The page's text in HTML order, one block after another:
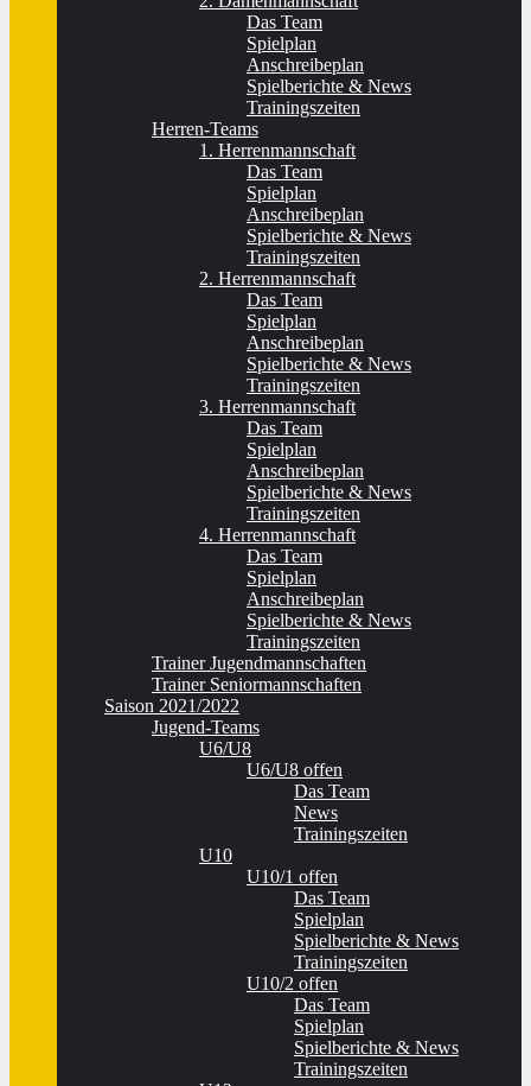
Das Team
Spielplan
Anschreibeplan
Spielberichte & News
Trainingszeiten
Herren-Teams
1. Herrenmannschaft
Das Team
Spielplan
Anschreibeplan
Spielberichte & News
Trainingszeiten
2. Herrenmannschaft
Das Team
Spielplan
Anschreibeplan
Spielberichte & News
Trainingszeiten
3. Herrenmannschaft
Das Team
Spielplan
Anschreibeplan
Spielberichte & News
Trainingszeiten
4. Herrenmannschaft
Das Team
Spielplan
Anschreibeplan
Spielberichte & News
Trainingszeiten
Trainer Jugendmannschaften
Trainer Seniormannschaften
Saison 2021/2022
Jugend-Teams
U6/U8
U6/U8 offen
Das Team
News
Trainingszeiten
U10
U10/1 offen
Das Team
Spielplan
Spielberichte & News
Trainingszeiten
U10/2 offen
Das Team
Spielplan
Spielberichte & News
Trainingszeiten